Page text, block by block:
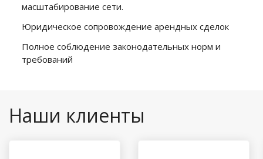
масштабирование сети.
Юридическое сопровождение арендных сделок
Полное соблюдение законодательных норм и
требований
Наши клиенты